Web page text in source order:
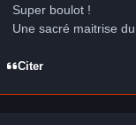
Super boulot !
Une sacré maitrise
Citer